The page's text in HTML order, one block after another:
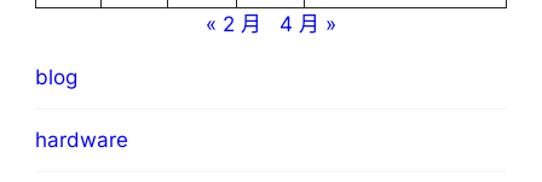
« 2 月
4 月 »
blog
hardware